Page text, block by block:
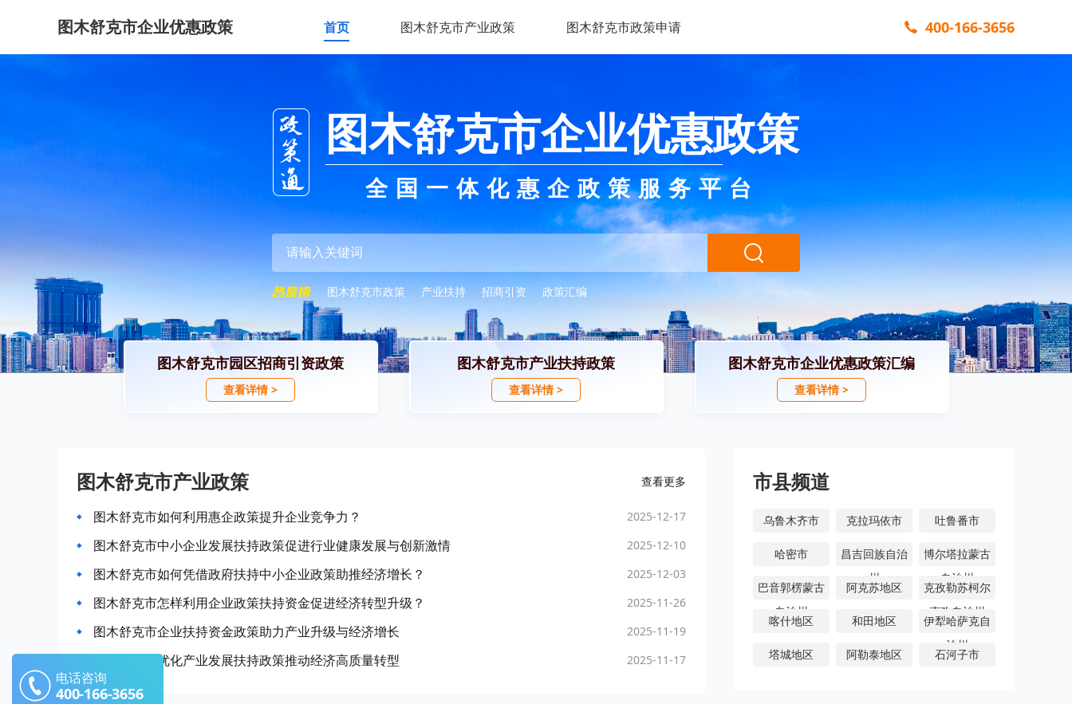
图木舒克市企业优惠政策 首页 图木舒克市产业政策 图木舒克市政策申请 400-166-3656
图木舒克市企业优惠政策
全国一体化惠企政策服务平台
图木舒克市政策 产业扶持 招商引资 政策汇编
图木舒克市园区招商引资政策
查看详情 >
图木舒克市产业扶持政策
查看详情 >
图木舒克市企业优惠政策汇编
查看详情 >
图木舒克市产业政策 查看更多
图木舒克市如何利用惠企政策提升企业竞争力？ 2025-12-17
图木舒克市中小企业发展扶持政策促进行业健康发展与创新激情 2025-12-10
图木舒克市如何凭借政府扶持中小企业政策助推经济增长？ 2025-12-03
图木舒克市怎样利用企业政策扶持资金促进经济转型升级？ 2025-11-26
图木舒克市企业扶持资金政策助力产业升级与经济增长 2025-11-19
图木舒克市优化产业发展扶持政策推动经济高质量转型 2025-11-17
市县频道
乌鲁木齐市 克拉玛依市 吐鲁番市
哈密市
昌吉回族自治
州
博尔塔拉蒙古
自治州
巴音郭楞蒙古
自治州
阿克苏地区
克孜勒苏柯尔
克孜自治州
喀什地区 和田地区
伊犁哈萨克自
治州
塔城地区 阿勒泰地区 石河子市
电话咨询
400-166-3656